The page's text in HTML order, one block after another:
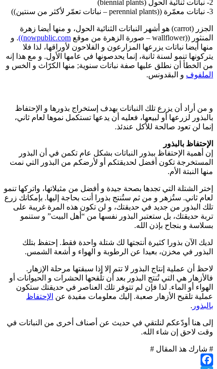
2- نباتات ثنائية الحول (biennial plants)
3- نباتات معمّرة ((perennial plants – نباتات تعمّر لأكثر من سنتين))
الجزر (carrot) هو أشهر النباتات الثنائية الحول، و منها أيضا زهرة
المنثور ((wallflower – صورة الزهرة من موقع
nowpublic.com))
. و
منها أيضا نباتات يزرعها المزارعون و الفلاحون لأوراقها، لذا فلا
يتركونها تنمو لسنة ثانية، إنما يحدصونها في عامها الأول. و مع هذا إنه
من الخطأ أن نطلق عليها صفة نباتات سنوية; منها الكرّاث و الخس و
الملفوف و البقدونس.
و من أراد أن يزرع تلك النباتات بهدف إستخراج بذورها و الإحتفاظ
بالبذور لزرعها أو لبيعها، فعليه أن يدعها تستكمل نموها لعام ثاني،
إنما لن تعود صالحة للأكل عندئذ.
الإحتفاظ بالبذور
إن أهمية الإحتفاظ ببذور النباتات بشكل عام تكمن في أن البذور
المستخرجة تكون أفضل لحديقتكم أو لأرضكم من البذور التي نمت
منها النبتة الأم.
إختر الشتلة التي تجدها بصحة جيدة و أفضل من مثيلاتها، واتركها تنمو
لعام ثاني. ستُزهر و من ثم ستُنتج بذورا أنت بحاجة إليها. بإمكانك زرع
تلك البذور من جديد في حديقتك، و لن تكون هذه المرة غريبة على
تربة حديقتك، بل ستعتبر البذور نفسها من “أهل البيت” و ستنمو
بسلاسة و بنجاح بإذن الله.
لديك الآن بذورا كثيرة أنتجتها لك شتلة واحدة فقط. إحتفظ بتلك
البذور في مخزن، بعيدا عن الرطوبة و الهواء و أشعة الشمس.
لاحظ أن عملية إنتاج البذور لا تتم إلا إذا سبقتها مرحلة الإزهار.
فالأزهار هي التي تُنتج البذور بعد أن تلّقحها الحشرات و الحيوانات أو
الهواء أو الماء. لذا فإن لم تتوفر تلك العناصر في حديقتك ستكون
عملية تلقيح الأزهار صعبة. إليك معلومات مفيدة عن الإحتفاظ
بالبذور .
إلى هنا أودّعكم لنلتقي في حديث عن أصناف أخرى من النباتات في
وقت لاحق إن شاء الله.
# شارك هذ المقال #